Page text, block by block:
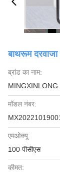
बाथरूम
ब्रांड का नाम:
MINGXINLONG
मॉडल नंबर:
एमओक्यू:
100 पीसीएस
कीमत: